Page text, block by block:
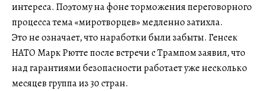
интереса. Поэтому на фоне торможения переговорного
процесса тема «миротворцев» медленно затихла.
Это не означает, что наработки были забыты. Генсек
НАТО Марк Рютте после встречи с Трампом заявил, что
над гарантиями безопасности работает уже несколько
месяцев группа из 30 стран.